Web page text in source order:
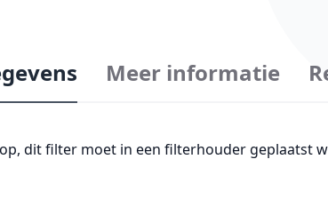
dit filter moet in een filterhouder geplaatst
Meer informatie